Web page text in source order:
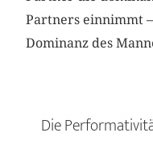
Partners einnimmt
Dominanz des
Die